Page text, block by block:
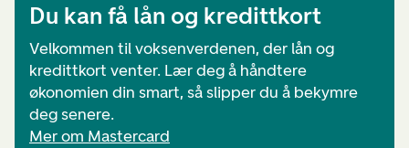
Du kan få lån og kredittkort
Velkommen til voksenverdenen, der lån og
kredittkort venter. Lær deg å håndtere
økonomien din smart, så slipper du å bekymre
deg senere.
Mer om Mastercard